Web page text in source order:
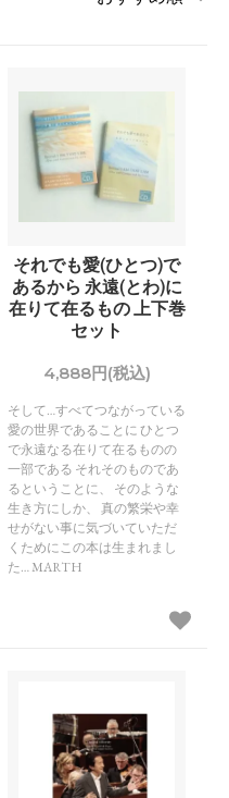
それでも愛(ひとつ)で
あるから 永遠(とわ)に
在りて在るもの 上下巻
セット
4,888円(税込)
そして…すべてつながっている
愛の世界であることに ひとつ
で永遠なる在りて在るものの
一部である それそのものであ
るということに、 そのような
生き方にしか、 真の繁栄や幸
せがない事に気づいていただ
くためにこの本は生まれまし
た… MARTH